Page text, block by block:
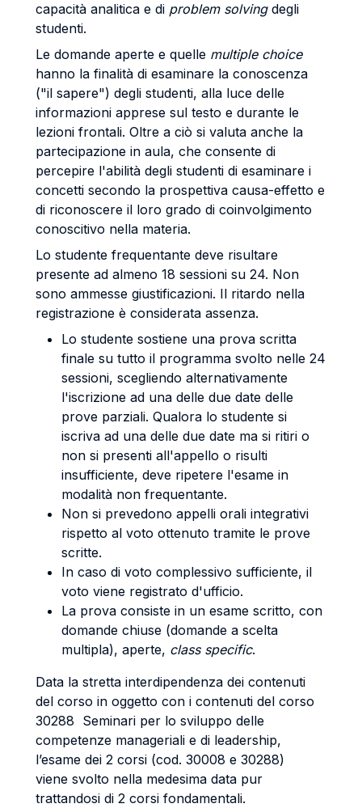
capacità analitica e di problem solvingdegli
studenti.
Le domande aperte e quelle multiple choice
hanno la finalità di esaminare la conoscenza
("il sapere") degli studenti, alla luce delle
informazioni apprese sul testo e durante le
lezioni frontali. Oltre a ciò si valuta anche la
partecipazione in aula, che consente di
percepire l'abilità degli studenti di esaminare i
concetti secondo la prospettiva causa-effetto e
di riconoscere il loro grado di coinvolgimento
conoscitivo nella materia.
Lo studente frequentante deve risultare
presente ad almeno 18 sessioni su 24. Non
sono ammesse giustificazioni. Il ritardo nella
registrazione è considerata assenza.
Lo studente sostiene una prova scritta
finale su tutto il programma svolto nelle 24
sessioni, scegliendo alternativamente
l'iscrizione ad una delle due date delle
prove parziali. Qualora lo studente si
iscriva ad una delle due date ma si ritiri o
non si presenti all'appello o risulti
insufficiente, deve ripetere l'esame in
modalità non frequentante.
Non si prevedono appelli orali integrativi
rispetto al voto ottenuto tramite le prove
scritte.
In caso di voto complessivo sufficiente, il
voto viene registrato d'ufficio.
La prova consiste in un esame scritto, con
domande chiuse (domande a scelta
multipla), aperte, class specific.
Data la stretta interdipendenza dei contenuti
del corso in oggetto con i contenuti del corso
30288 Seminari per lo sviluppo delle
competenze manageriali e di leadership,
l’esame dei 2 corsi (cod. 30008 e 30288)
viene svolto nella medesima data pur
trattandosi di 2 corsi fondamentali.